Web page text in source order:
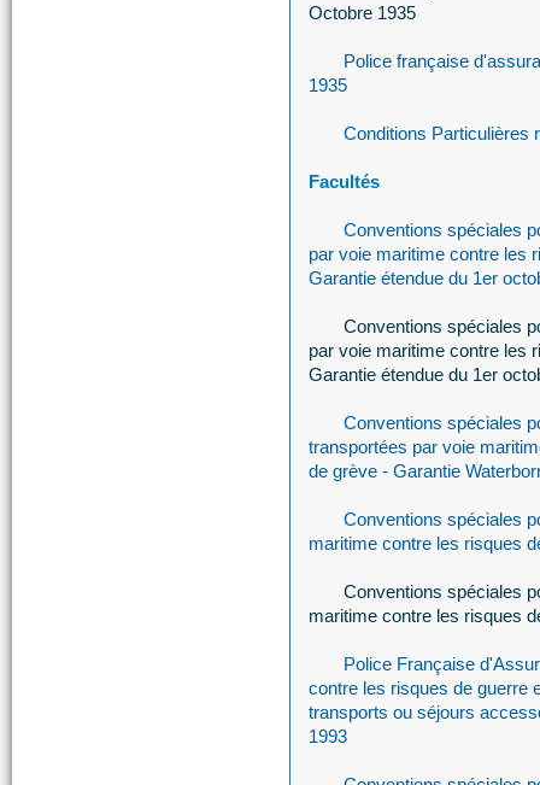
Octobre 1935
Police française
1935
Conditions Particulières
Facultés
Conventions spéciales
par voie maritime contre les
Garantie étendue du 1er
Conventions spéciales
par voie maritime contre les
Garantie étendue du 1er
Conventions spéciales
transportées par voie
de grève - Garantie
Conventions spéciales
maritime contre les risques
Conventions spéciales
maritime contre les risques
Police Française
contre les risques de guerre
transports ou séjours
1993